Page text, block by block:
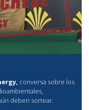
conversa sobre los
deben sortear.